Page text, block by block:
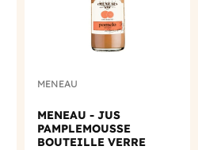
MENEAU
MENEAU - JUS
PAMPLEMOUSSE
BOUTEILLE VERRE